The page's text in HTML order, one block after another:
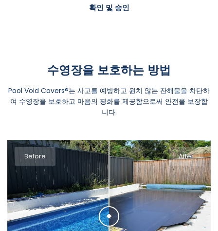
확인 및 승인
수영장을 보호하는 방법
Pool Void Covers®는 사고를 예방하고 원치 않는 잔해물을 차단하
여 수영장을 보호하고 마음의 평화를 제공함으로써 안전을 보장합
니다.
Before After